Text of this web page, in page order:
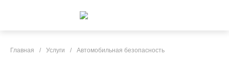
Главная / Услуги / Автомобильная безопасность